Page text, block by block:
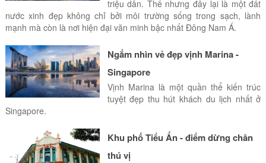
triệu dân. Thế nhưng đây lại là một đất
nước xinh đẹp không chỉ bởi môi trường sống trong sạch, lành
mạnh mà còn là nơi hiện đại văn minh bậc nhất Đông Nam Á.
Ngắm nhìn vẻ đẹp vịnh Marina -
Singapore
Vịnh Marina là một quần thể kiến trúc
tuyệt đẹp thu hút khách du lịch nhất ở
Singapore.
Khu phố Tiểu Ấn - điểm dừng chân
thú vị